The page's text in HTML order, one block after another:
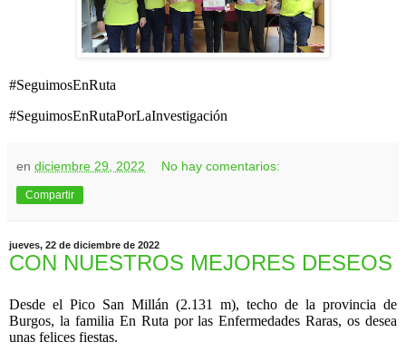
#SeguimosEnRuta
#SeguimosEnRutaPorLaInvestigación
en diciembre 29, 2022 No hay comentarios:
Compartir
jueves, 22 de diciembre de 2022
CON NUESTROS MEJORES DESEOS
Desde el Pico San Millán (2.131 m), techo de la provincia de
Burgos, la familia En Ruta por las Enfermedades Raras, os desea
unas felices fiestas.